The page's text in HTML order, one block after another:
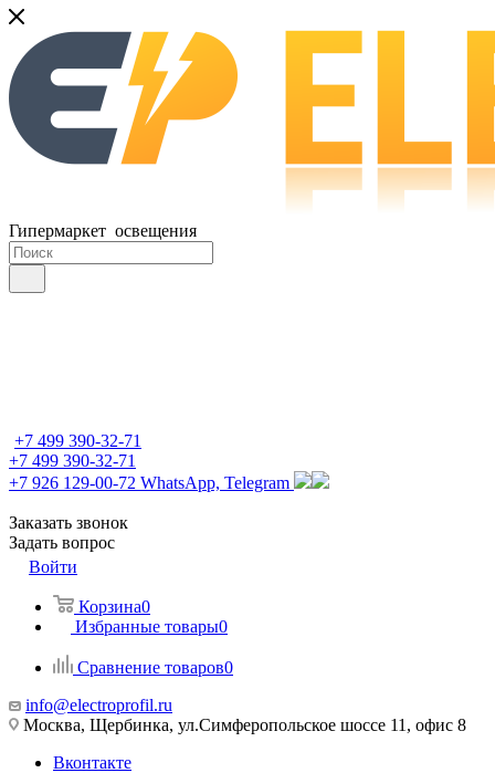
Гипермаркет освещения
+7 499 390-32-71
+7 499 390-32-71
+7 926 129-00-72 WhatsApp, Telegram
Заказать звонок
Задать вопрос
Войти
Корзина0
Избранные товары0
Сравнение товаров0
info@electroprofil.ru
Москва, Щербинка, ул.Симферопольское шоссе 11, офис 8
Вконтакте